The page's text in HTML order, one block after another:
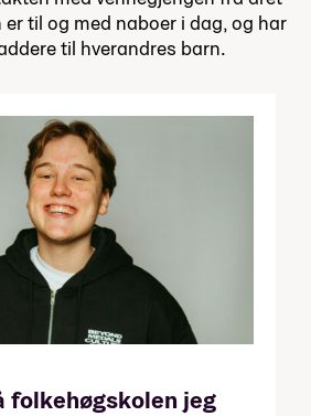
er til og med naboer i dag, og har
til hverandres barn.
folkehøgskolen jeg